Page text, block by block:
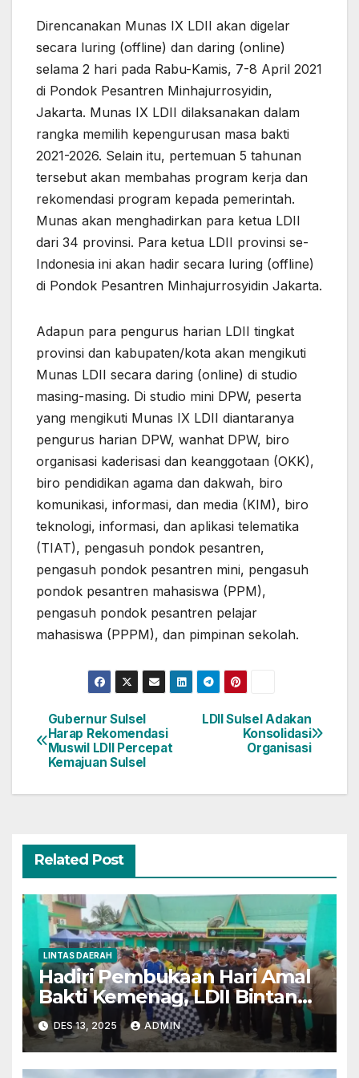
Direncanakan Munas IX LDII akan digelar
secara luring (offline) dan daring (online)
selama 2 hari pada Rabu-Kamis, 7-8 April 2021
di Pondok Pesantren Minhajurrosyidin,
Jakarta. Munas IX LDII dilaksanakan dalam
rangka memilih kepengurusan masa bakti
2021-2026. Selain itu, pertemuan 5 tahunan
tersebut akan membahas program kerja dan
rekomendasi program kepada pemerintah.
Munas akan menghadirkan para ketua LDII
dari 34 provinsi. Para ketua LDII provinsi se-
Indonesia ini akan hadir secara luring (offline)
di Pondok Pesantren Minhajurrosyidin Jakarta.
Adapun para pengurus harian LDII tingkat
provinsi dan kabupaten/kota akan mengikuti
Munas LDII secara daring (online) di studio
masing-masing. Di studio mini DPW, peserta
yang mengikuti Munas IX LDII diantaranya
pengurus harian DPW, wanhat DPW, biro
organisasi kaderisasi dan keanggotaan (OKK),
biro pendidikan agama dan dakwah, biro
komunikasi, informasi, dan media (KIM), biro
teknologi, informasi, dan aplikasi telematika
(TIAT), pengasuh pondok pesantren,
pengasuh pondok pesantren mini, pengasuh
pondok pesantren mahasiswa (PPM),
pengasuh pondok pesantren pelajar
mahasiswa (PPPM), dan pimpinan sekolah.
Navigasi
pos
LDII Sulsel Adakan
Konsolidasi
Organisasi
Gubernur Sulsel
Harap Rekomendasi
Muswil LDII Percepat
Kemajuan Sulsel
Related Post
LINTAS DAERAH
Hadiri Pembukaan Hari Amal
Bakti Kemenag, LDII Bintan
Dukung Program Ekoteologi
DES 13, 2025 ADMIN